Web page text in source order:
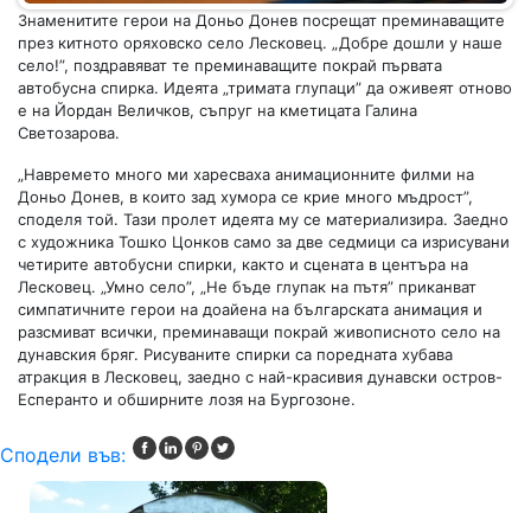
Знаменитите герои на Доньо Донев посрещат преминаващите
през китното оряховско село Лесковец. „Добре дошли у наше
село!”, поздравяват те преминаващите покрай първата
автобусна спирка. Идеята „тримата глупаци” да оживеят отново
е на Йордан Величков, съпруг на кметицата Галина
Светозарова.
„Навремето много ми харесваха анимационните филми на
Доньо Донев, в които зад хумора се крие много мъдрост”,
споделя той. Тази пролет идеята му се материализира. Заедно
с художника Тошко Цонков само за две седмици са изрисувани
четирите автобусни спирки, както и сцената в центъра на
Лесковец. „Умно село”, „Не бъде глупак на пътя” приканват
симпатичните герои на доайена на българската анимация и
разсмиват всички, преминаващи покрай живописното село на
дунавския бряг. Рисуваните спирки са поредната хубава
атракция в Лесковец, заедно с най-красивия дунавски остров-
Есперанто и обширните лозя на Бургозоне.
Сподели във: